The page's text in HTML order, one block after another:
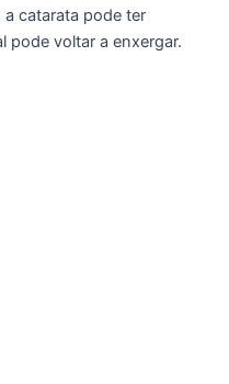
catarata pode ter
pode voltar a enxergar.